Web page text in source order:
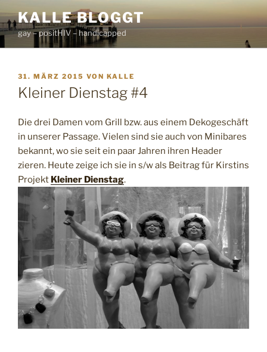
Inhalt
springen
KALLE BLOGGT
gay – positHIV – handicapped
VERÖFFENTLICHT
AM
31. MÄRZ 2015 VON KALLE
Kleiner Dienstag #4
Die drei Damen vom Grill bzw. aus einem Dekogeschäft
in unserer Passage. Vielen sind sie auch von Minibares
bekannt, wo sie seit ein paar Jahren ihren Header
zieren. Heute zeige ich sie in s/w als Beitrag für Kirstins
Projekt Kleiner Dienstag.